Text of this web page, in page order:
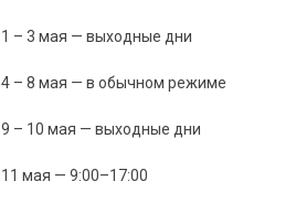
1 – 3 мая — выходные дни
4 – 8 мая — в обычном режиме
9 – 10 мая — выходные дни
11 мая — 9:00–17:00